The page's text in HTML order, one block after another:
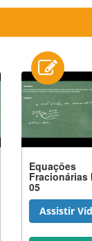
Equações
Fracionárias
05
Assistir